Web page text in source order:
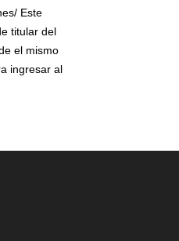
Este
titular del
el mismo
ingresar al